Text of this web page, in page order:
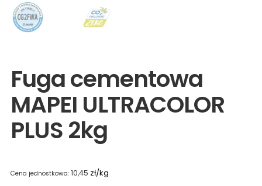
Fuga cementowa
MAPEI ULTRACOLOR
PLUS 2kg
10,45 zł/kg